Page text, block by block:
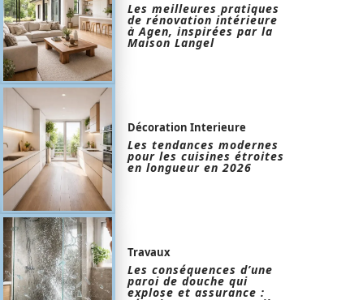
Les meilleures pratiques
de rénovation intérieure
à Agen, inspirées par la
Maison Langel
Décoration Interieure
Les tendances modernes
pour les cuisines étroites
en longueur en 2026
Travaux
Les conséquences d’une
paroi de douche qui
explose et assurance :